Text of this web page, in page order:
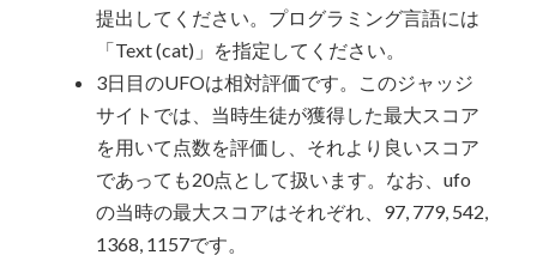
提出してください。プログラミング言語には
「Text (cat)」を指定してください。
3日目のUFOは相対評価です。このジャッジ
サイトでは、当時生徒が獲得した最大スコア
を用いて点数を評価し、それより良いスコア
であっても20点として扱います。なお、ufo
の当時の最大スコアはそれぞれ、97, 779, 542,
1368, 1157です。